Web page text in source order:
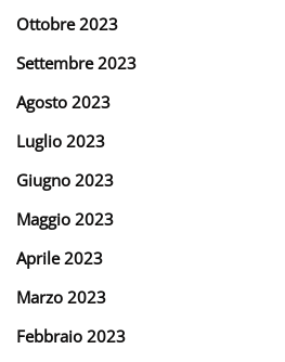
Ottobre 2023
Settembre 2023
Agosto 2023
Luglio 2023
Giugno 2023
Maggio 2023
Aprile 2023
Marzo 2023
Febbraio 2023